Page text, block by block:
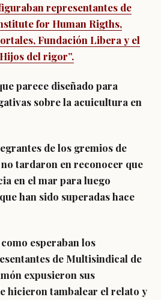
representantes de
for Human Rigths,
Fundación Libera y el
del rigor”.
parece diseñado para
sobre la acuicultura en
de los gremios de
tardaron en reconocer que
en el mar para luego
han sido superadas hace
esperaban los
de Multisindical de
expusieron sus
hicieron tambalear el relato y